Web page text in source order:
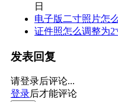
日
电子版二寸照片怎
证件照怎么调整为2
发表回复
请登录后评论...
登录后才能评论